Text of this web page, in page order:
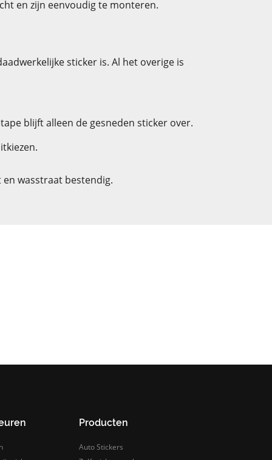
en zijn eenvoudig te monteren.
sticker is. Al het overige is
blijft alleen de gesneden sticker over.
wasstraat bestendig.
Producten
Auto Stickers